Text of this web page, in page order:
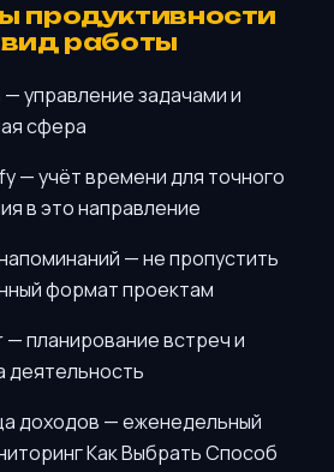
продуктивности
работы
— управление задачами и
сфера
— учёт времени для точного
в это направление
— не пропустить
формат проектам
— планирование встреч и
деятельность
доходов — еженедельный
Как Выбрать Способ